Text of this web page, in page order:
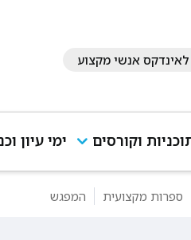
אנשי מקצוע
וקורסים ימי עיון
ספרות מקצועית המפגש